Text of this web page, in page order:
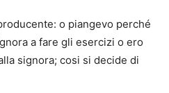
o piangevo perché
a fare gli esercizi o ero
signora; cosi si decide di